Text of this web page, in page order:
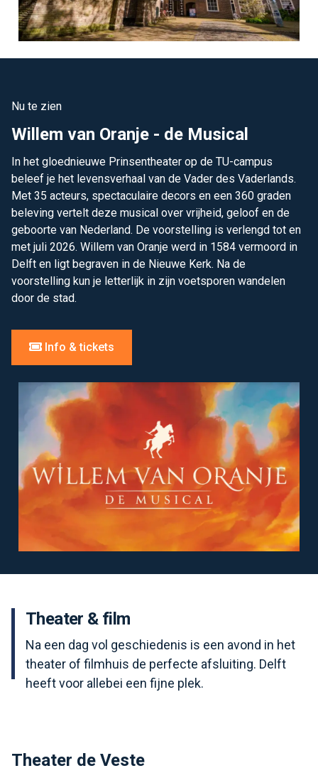
Nu te zien
Willem van Oranje - de Musical
In het gloednieuwe Prinsentheater op de TU-campus
beleef je het levensverhaal van de Vader des Vaderlands.
Met 35 acteurs, spectaculaire decors en een 360 graden
beleving vertelt deze musical over vrijheid, geloof en de
geboorte van Nederland. De voorstelling is verlengd tot en
met juli 2026. Willem van Oranje werd in 1584 vermoord in
Delft en ligt begraven in de Nieuwe Kerk. Na de
voorstelling kun je letterlijk in zijn voetsporen wandelen
door de stad.
Info & tickets
Theater & film
Na een dag vol geschiedenis is een avond in het
theater of filmhuis de perfecte afsluiting. Delft
heeft voor allebei een fijne plek.
Theater de Veste